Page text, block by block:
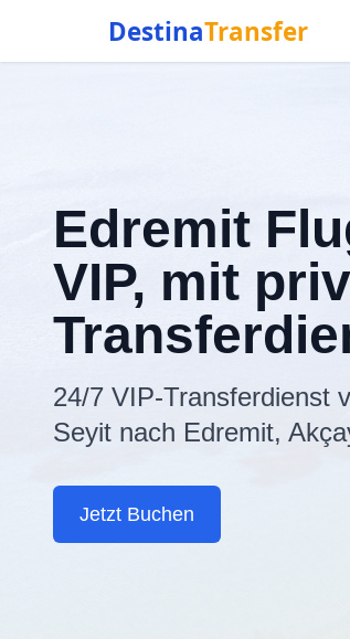
DestinaTransfer
Edremit
VIP, mit
24/7 VIP-Transferdienst
Seyit nach Edremit,
Jetzt Buchen